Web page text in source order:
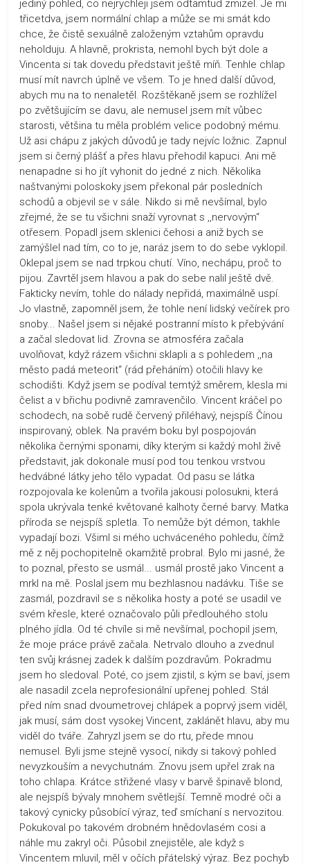
jediný pohled, co nejrychleji jsem odtamtud zmizel. Je mi
třicetdva, jsem normální chlap a může se mi smát kdo
chce, že čistě sexuálně založeným vztahům opravdu
neholduju. A hlavně, prokrista, nemohl bych být dole a
Vincenta si tak dovedu představit ještě míň. Tenhle chlap
musí mít navrch úplně ve všem. To je hned další důvod,
abych mu na to nenaletěl. Rozštěkaně jsem se rozhlížel
po zvětšujícím se davu, ale nemusel jsem mít vůbec
starosti, většina tu měla problém velice podobný mému.
Už asi chápu z jakých důvodů je tady nejvíc ložnic. Zapnul
jsem si černý plášť a přes hlavu přehodil kapuci. Ani mě
nenapadne si ho jít vyhonit do jedné z nich. Několika
naštvanými poloskoky jsem překonal pár posledních
schodů a objevil se v sále. Nikdo si mě nevšímal, bylo
zřejmé, že se tu všichni snaží vyrovnat s ,,nervovým“
otřesem. Popadl jsem sklenici čehosi a aniž bych se
zamýšlel nad tím, co to je, naráz jsem to do sebe vyklopil.
Oklepal jsem se nad trpkou chutí. Víno, nechápu, proč to
pijou. Zavrtěl jsem hlavou a pak do sebe nalil ještě dvě.
Fakticky nevím, tohle do nálady nepřidá, maximálně uspí.
Jo vlastně, zapomněl jsem, že tohle není lidský večírek pro
snoby... Našel jsem si nějaké postranní místo k přebývání
a začal sledovat lid. Zrovna se atmosféra začala
uvolňovat, když rázem všichni sklapli a s pohledem ,,na
město padá meteorit“ (rád přeháním) otočili hlavy ke
schodišti. Když jsem se podíval temtýž směrem, klesla mi
čelist a v břichu podivně zamravenčilo. Vincent kráčel po
schodech, na sobě rudě červený přiléhavý, nejspíš Čínou
inspirovaný, oblek. Na pravém boku byl pospojován
několika černými sponami, díky kterým si každý mohl živě
představit, jak dokonale musí pod tou tenkou vrstvou
hedvábné látky jeho tělo vypadat. Od pasu se látka
rozpojovala ke kolenům a tvořila jakousi polosukni, která
spola ukrývala tenké květované kalhoty černé barvy. Matka
příroda se nejspíš spletla. To nemůže být démon, takhle
vypadají bozi. Všiml si mého uchváceného pohledu, čímž
mě z něj pochopitelně okamžitě probral. Bylo mi jasné, že
to poznal, přesto se usmál... usmál prostě jako Vincent a
mrkl na mě. Poslal jsem mu bezhlasnou nadávku. Tiše se
zasmál, pozdravil se s několika hosty a poté se usadil ve
svém křesle, které označovalo půli předlouhého stolu
plného jídla. Od té chvíle si mě nevšímal, pochopil jsem,
že moje práce právě začala. Netrvalo dlouho a zvednul
ten svůj krásnej zadek k dalším pozdravům. Pokradmu
jsem ho sledoval. Poté, co jsem zjistil, s kým se baví, jsem
ale nasadil zcela neprofesionální upřenej pohled. Stál
před ním snad dvoumetrovej chlápek a poprvý jsem viděl,
jak musí, sám dost vysokej Vincent, zaklánět hlavu, aby mu
viděl do tváře. Zahryzl jsem se do rtu, přede mnou
nemusel. Byli jsme stejně vysocí, nikdy si takový pohled
nevyzkouším a nevychutnám. Znovu jsem upřel zrak na
toho chlapa. Krátce střižené vlasy v barvě špinavě blond,
ale nejspíš bývaly mnohem světlejší. Temně modré oči a
takový cynicky působící výraz, teď smíchaní s nervozitou.
Pokukoval po takovém drobném hnědovlasém cosi a
náhle mu zakryl oči. Působil znejistěle, ale když s
Vincentem mluvil, měl v očích přátelský výraz. Bez pochyb